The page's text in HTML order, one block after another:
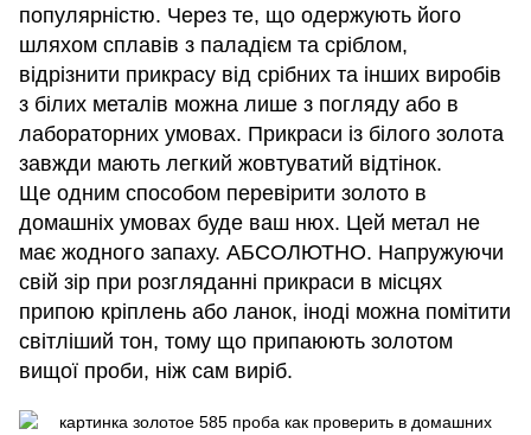
популярністю. Через те, що одержують його
шляхом сплавів з паладієм та сріблом,
відрізнити прикрасу від срібних та інших виробів
з білих металів можна лише з погляду або в
лабораторних умовах. Прикраси із білого золота
завжди мають легкий жовтуватий відтінок.
Ще одним способом перевірити золото в
домашніх умовах буде ваш нюх. Цей метал не
має жодного запаху. АБСОЛЮТНО. Напружуючи
свій зір при розгляданні прикраси в місцях
припою кріплень або ланок, іноді можна помітити
світліший тон, тому що припаюють золотом
вищої проби, ніж сам виріб.